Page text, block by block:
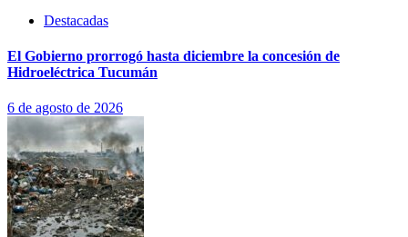
Destacadas
El Gobierno prorrogó hasta diciembre la concesión de
Hidroeléctrica Tucumán
6 de agosto de 2026